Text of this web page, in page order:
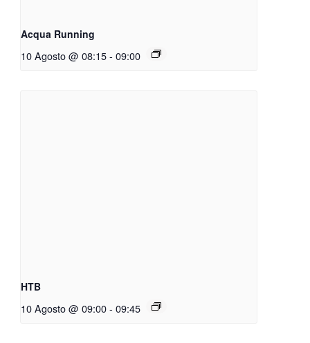
Acqua Running
10 Agosto @ 08:15 - 09:00
HTB
10 Agosto @ 09:00 - 09:45